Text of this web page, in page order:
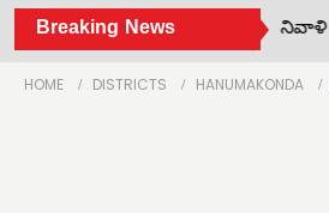
Breaking News
తెలంగాణ సిద్ధాంత కర్తకు ఘన నివాళి •
HOME DISTRICTS HANUMAKONDA